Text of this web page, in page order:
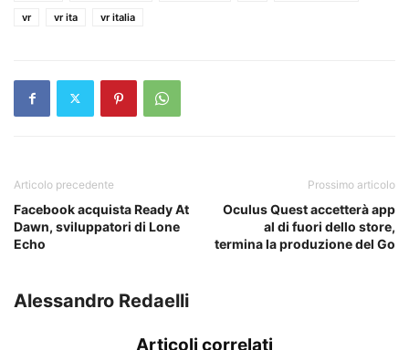
vr
vr ita vr italia
Articolo precedente
Facebook acquista Ready At
Dawn, sviluppatori di Lone
Echo
Prossimo articolo
Oculus Quest accetterà app
al di fuori dello store,
termina la produzione del Go
Alessandro Redaelli
Articoli correlati